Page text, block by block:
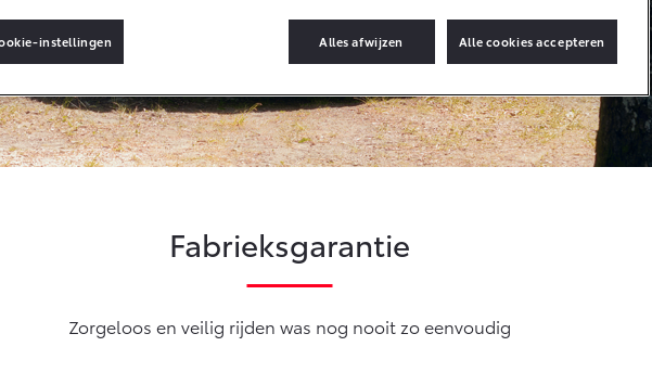
Vanaf € 35.495,- Vanaf € 39.995,- Vanaf € 36.495,-
RAV4
PLUG-IN HYBRIDE
bZ4X
BATTERIJ-ELEKTRISCH
bZ4X Touring
BATTERIJ-
Proace City (excl. BTW)
OOK ALS BATTERIJ-
Proace (excl. BTW)
OOK ALS BATTERIJ-
Proace Verso
BATTERIJ-ELEKTRISCH
Connected Services
MyToyota login
Abonnementen
Navigatie updates
Toyota Hybride
Fabrieksgarantie
Zorgeloos en veilig rijden was nog nooit zo eenvoudig
instellingen Alles afwijzen Alle cookies accepteren